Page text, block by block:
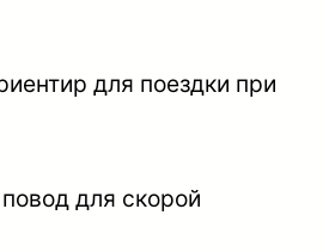
для поездки при
для скорой